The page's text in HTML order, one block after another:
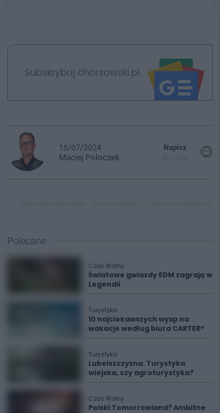
Subskrybuj chorzowski.pl
15/07/2024
Maciej Poloczek
Napisz
Polecane
Czas Wolny
Światowe gwiazdy EDM zagrają w
Legendii
Turystyka
10 najciekawszych wysp na
wakacje według biura CARTER®
Turystyka
Lubelszczyzna. Turystyka
wiejska, czy agroturystyka?
Czas Wolny
Polski Tomorrowland? Ambitne